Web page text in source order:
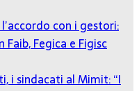
con i gestori:
Fegica e Figisc
i sindacati al Mimit: “I